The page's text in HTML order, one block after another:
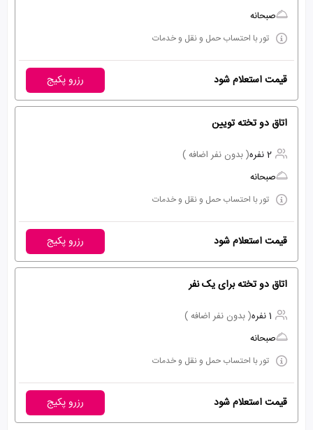
صبحانه
تور با احتساب حمل و نقل و خدمات
قیمت استعلام شود رزرو پکیج
اتاق دو تخته تویین
2 نفره
( بدون نفر اضافه )
صبحانه
تور با احتساب حمل و نقل و خدمات
قیمت استعلام شود رزرو پکیج
اتاق دو تخته برای یک نفر
1 نفره
( بدون نفر اضافه )
صبحانه
تور با احتساب حمل و نقل و خدمات
قیمت استعلام شود رزرو پکیج